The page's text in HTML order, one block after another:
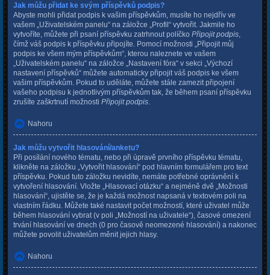
Jak můžu přidat ke svým příspěvků podpis?
Abyste mohli přidat podpis k vašim příspěvkům, musíte ho nejdřív ve
vašem „Uživatelském panelu“ na záložce „Profil“ vytvořit. Jakmile ho
vytvoříte, můžete při psaní příspěvku zatrhnout políčko Připojit podpis
čímž váš podpis k příspěvku připojíte. Pomocí možnosti „Připojit můj
podpis ke všem mým příspěvkům“, kterou naleznete ve vašem
„Uživatelském panelu“ na záložce „Nastavení fóra“ v sekci „Výchozí
nastavení příspěvků“ můžete automaticky připojit váš podpis ke všem
vašim příspěvkům. Pokud to uděláte, můžete stále zamezit připojení
vašeho podpisu k jednotlivým příspěvkům tak, že během psaní příspěvku
zrušíte zaškrtnutí možnosti Připojit podpis
Nahoru
Jak můžu vytvořit hlasování/anketu?
Při posílání nového tématu, nebo při úpravě prvního příspěvku tématu,
klikněte na záložku „Vytvořit hlasování“ pod hlavním formulářem pro text
příspěvku. Pokud tuto záložku nevidíte, nemáte potřebné oprávnění k
vytvoření hlasování. Vložte „Hlasovací otázku“ a nejméně dvě „Možnosti
hlasování“, ujistěte se, že je každá možnost napsaná v textovém poli na
vlastním řádku. Můžete také nastavit počet možností, které uživatel může
během hlasování vybrat (v poli „Možností na uživatele“), časové omezení
trvání hlasování ve dnech (0 pro časově neomezené hlasování) a nakonec
můžete povolit uživatelům měnit jejich hlasy.
Nahoru